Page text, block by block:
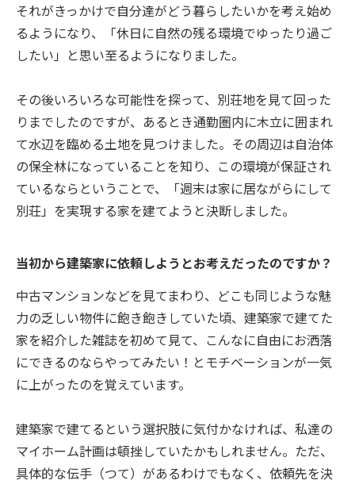
それがきっかけで自分達がどう暮らしたいかを考え始め
るようになり、「休日に自然の残る環境でゆったり過ご
したい」と思い至るようになりました。
その後いろいろな可能性を探って、別荘地を見て回った
りまでしたのですが、あるとき通勤圏内に木立に囲まれ
て水辺を臨める土地を見つけました。その周辺は自治体
の保全林になっていることを知り、この環境が保証され
ているならということで、「週末は家に居ながらにして
別荘」を実現する家を建てようと決断しました。
当初から建築家に依頼しようとお考えだったのですか？
中古マンションなどを見てまわり、どこも同じような魅
力の乏しい物件に飽き飽きしていた頃、建築家で建てた
家を紹介した雑誌を初めて見て、こんなに自由にお洒落
にできるのならやってみたい！とモチベーションが一気
に上がったのを覚えています。
建築家で建てるという選択肢に気付かなければ、私達の
マイホーム計画は頓挫していたかもしれません。ただ、
具体的な伝手（つて）があるわけでもなく、依頼先を決